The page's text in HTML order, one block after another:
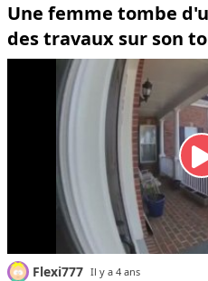
Une femme tombe
des travaux sur son
Flexi777 Il y a 4 ans